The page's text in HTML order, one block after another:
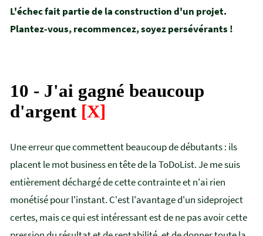
L'échec fait partie de la construction d'un projet.
Plantez-vous, recommencez, soyez persévérants !
10 - J'ai gagné beaucoup
d'argent [X]
Une erreur que commettent beaucoup de débutants : ils
placent le mot business en tête de la ToDoList. Je me suis
entièrement déchargé de cette contrainte et n'ai rien
monétisé pour l'instant. C'est l'avantage d'un sideproject
certes, mais ce qui est intéressant est de ne pas avoir cette